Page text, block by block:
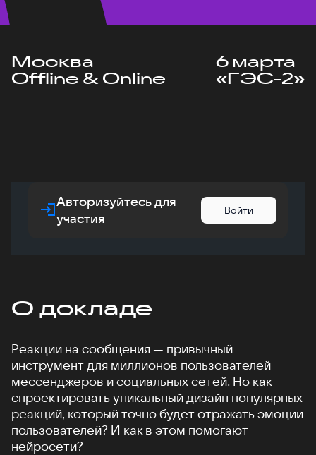
Москва
Offline & Online
6 марта
«ГЭС-2»
Авторизуйтесь для
участия
Войти
О докладе
Реакции на сообщения — привычный
инструмент для миллионов пользователей
мессенджеров и социальных сетей. Но как
спроектировать уникальный дизайн популярных
реакций, который точно будет отражать эмоции
пользователей? И как в этом помогают
нейросети?